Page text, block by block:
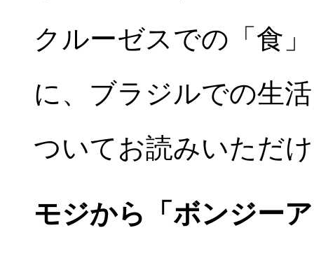
クルーゼスでの「食
に、ブラジルでの生
ついてお読みいただ
モジから「ボンジー